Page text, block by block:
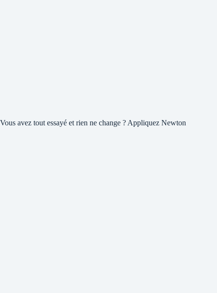
Vous avez tout essayé et rien ne change ? Appliquez Newton